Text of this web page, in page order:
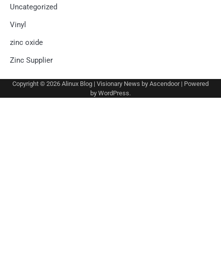
Uncategorized
Vinyl
zinc oxide
Zinc Supplier
Copyright © 2026 Alinux Blog | Visionary News by Ascendoor| Powered
by WordPress.